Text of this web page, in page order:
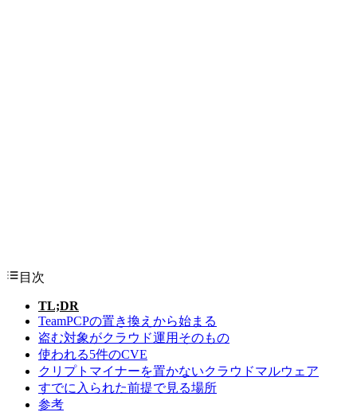
目次
TL;DR
TeamPCPの置き換えから始まる
盗む対象がクラウド運用そのもの
使われる5件のCVE
クリプトマイナーを置かないクラウドマルウェア
すでに入られた前提で見る場所
参考